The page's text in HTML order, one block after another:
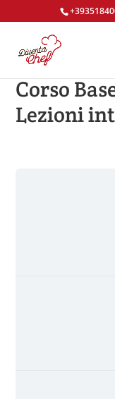
Corso
Lezioni